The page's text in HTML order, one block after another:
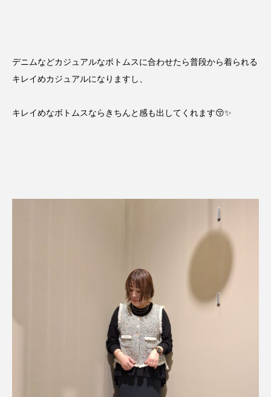
デニムなどカジュアルなボトムスに合わせたら普段から着られる
キレイめカジュアルになりますし、
キレイめなボトムスならきちんと感も出してくれます😚✨️